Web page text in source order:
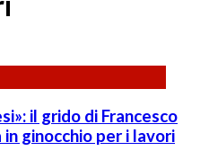
il grido di Francesco
ginocchio per i lavori